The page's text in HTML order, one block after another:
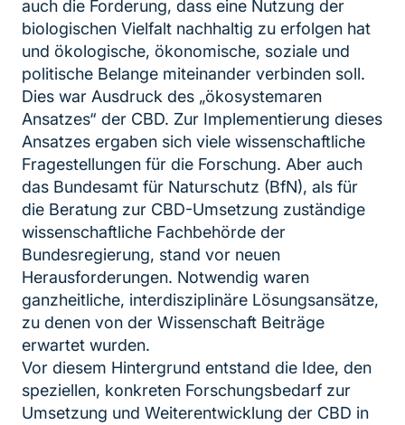
auch die Forderung, dass eine Nutzung der
biologischen Vielfalt nachhaltig zu erfolgen hat
und ökologische, ökonomische, soziale und
politische Belange miteinander verbinden soll.
Dies war Ausdruck des „ökosystemaren
Ansatzes“ der CBD. Zur Implementierung dieses
Ansatzes ergaben sich viele wissenschaftliche
Fragestellungen für die Forschung. Aber auch
das Bundesamt für Naturschutz (BfN), als für
die Beratung zur CBD-Umsetzung zuständige
wissenschaftliche Fachbehörde der
Bundesregierung, stand vor neuen
Herausforderungen. Notwendig waren
ganzheitliche, interdisziplinäre Lösungsansätze,
zu denen von der Wissenschaft Beiträge
erwartet wurden.
Vor diesem Hintergrund entstand die Idee, den
speziellen, konkreten Forschungsbedarf zur
Umsetzung und Weiterentwicklung der CBD in